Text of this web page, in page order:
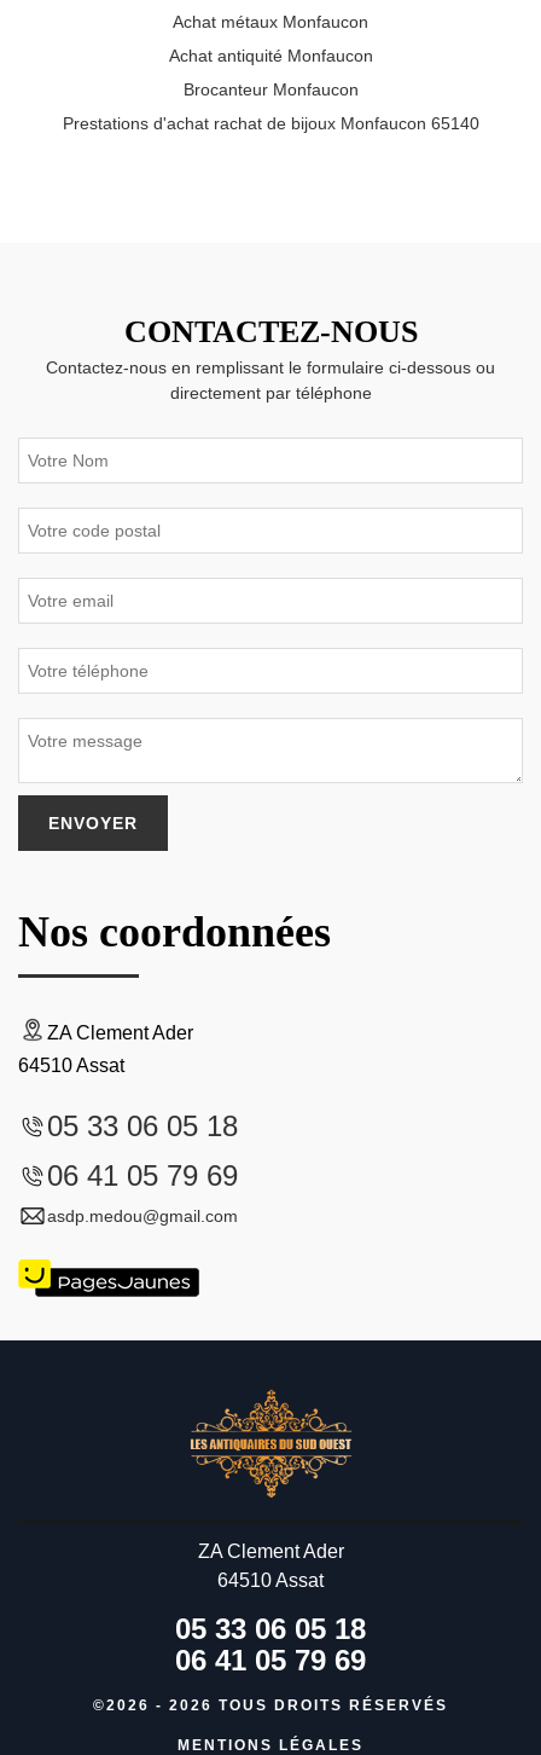
Achat métaux Monfaucon
Achat antiquité Monfaucon
Brocanteur Monfaucon
Prestations d'achat rachat de bijoux Monfaucon 65140
CONTACTEZ-NOUS
Contactez-nous en remplissant le formulaire ci-dessous ou
directement par téléphone
Nos coordonnées
ZA Clement Ader
64510 Assat
05 33 06 05 18
06 41 05 79 69
asdp.medou@gmail.com
ZA Clement Ader
64510 Assat
05 33 06 05 18
06 41 05 79 69
©2026 - 2026 TOUS DROITS RÉSERVÉS
MENTIONS LÉGALES